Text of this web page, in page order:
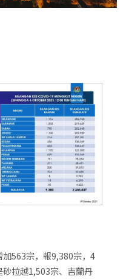
563宗，報9,380宗，4
拉越1,503宗、吉蘭丹